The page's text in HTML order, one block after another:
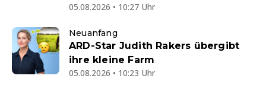
05.08.2026 • 10:27 Uhr
Neuanfang
ARD-Star Judith Rakers übergibt
ihre kleine Farm
05.08.2026 • 10:23 Uhr